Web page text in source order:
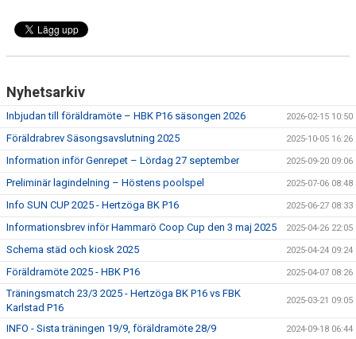
Nyhetsarkiv
Inbjudan till föräldramöte – HBK P16 säsongen 2026 2026-02-15 10:50
Föräldrabrev Säsongsavslutning 2025 2025-10-05 16:26
Information inför Genrepet – Lördag 27 september 2025-09-20 09:06
Preliminär lagindelning – Höstens poolspel 2025-07-06 08:48
Info SUN CUP 2025 - Hertzöga BK P16 2025-06-27 08:33
Informationsbrev inför Hammarö Coop Cup den 3 maj 2025 2025-04-26 22:05
Schema städ och kiosk 2025 2025-04-24 09:24
Föräldramöte 2025 - HBK P16 2025-04-07 08:26
Träningsmatch 23/3 2025 - Hertzöga BK P16 vs FBK
Karlstad P16
2025-03-21 09:05
INFO - Sista träningen 19/9, föräldramöte 28/9 2024-09-18 06:44